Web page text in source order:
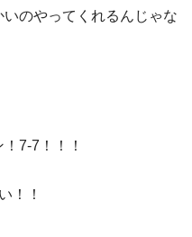
のやってくれるんじゃな
7-7！！！
！！